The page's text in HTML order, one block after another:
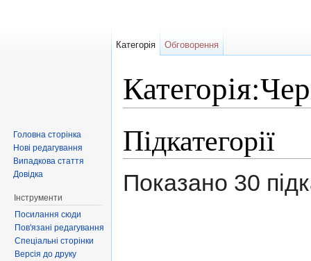
Підкатегорії
Показано 30
Категорія Обговорення
Головна сторінка
Нові редагування
Випадкова стаття
Довідка
Інструменти
Посилання сюди
Пов'язані редагування
Спеціальні сторінки
Версія до друку